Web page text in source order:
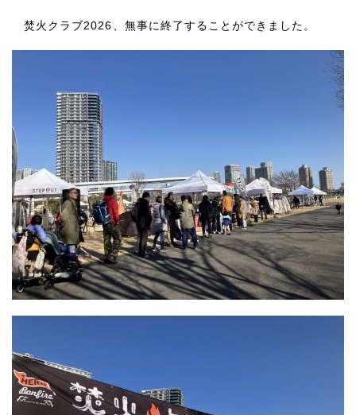
焚火クラブ2026、無事に終了することができました。